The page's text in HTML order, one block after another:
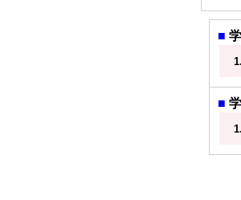
■
1.
■
1.